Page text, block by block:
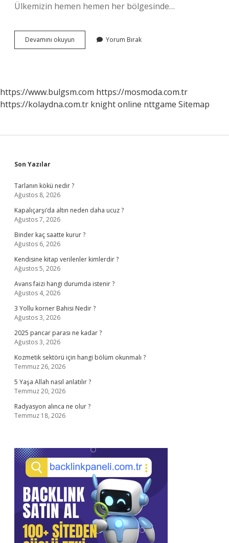
Ülkemizin hemen hemen her bölgesinde…
Devamını okuyun
Hangi
Yorum Bırak
https://www.bulgsm.com https://mosmoda.com.tr
https://kolaydna.com.tr knight online nttgame Sitemap
Sidebar
Son Yazılar
Tarlanın kökü nedir ?
Ağustos 8, 2026
Kapalıçarşı’da altın neden daha ucuz ?
Ağustos 7, 2026
Binder kaç saatte kurur ?
Ağustos 6, 2026
Kendisine kitap verilenler kimlerdir ?
Ağustos 5, 2026
Avans faizi hangi durumda istenir ?
Ağustos 4, 2026
3 Yollu korner Bahisi Nedir ?
Ağustos 3, 2026
2025 pancar parası ne kadar ?
Ağustos 3, 2026
Kozmetik sektörü için hangi bölüm okunmalı ?
Temmuz 26, 2026
5 Yaşa Allah nasıl anlatılır ?
Temmuz 20, 2026
Radyasyon alınca ne olur ?
Temmuz 18, 2026